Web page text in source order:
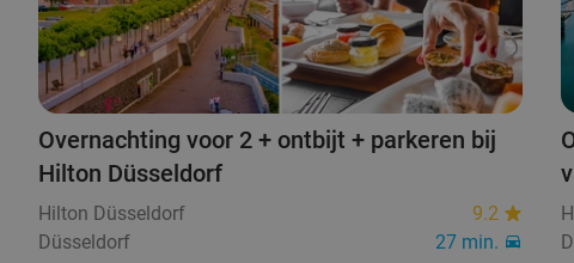
Overnachting voor 2 + ontbijt + parkeren bij
Hilton Düsseldorf
Hilton Düsseldorf
9.2
Düsseldorf
27 min.